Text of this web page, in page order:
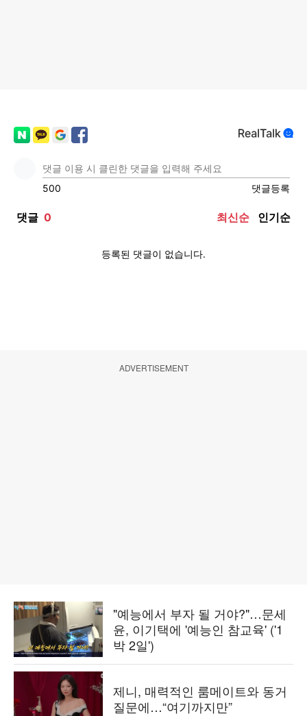
ADVERTISEMENT
"예능에서 부자 될 거야?"…문세
윤, 이기택에 '예능인 참교육' ('1
박 2일')
제니, 매력적인 룸메이트와 동거
질문에…“여기까지만”